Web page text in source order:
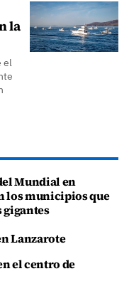
la
el
Mundial en
los municipios que
Lanzarote
el centro de